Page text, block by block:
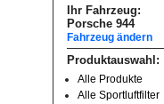
Ihr Fahrzeug:
Porsche 944
Fahrzeug ändern
Produktauswahl:
Alle Produkte
Alle Sportluftfilter